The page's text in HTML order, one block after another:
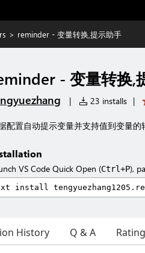
> reminder - 变量转换,提示助手
- 变量转换,
| 23 installs |
配置自动提示变量并支持值到变量的
VS Code Quick Open (Ctrl+P),
History Q & A